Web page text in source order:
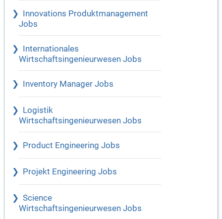
Innovations Produktmanagement
Jobs
Internationales
Wirtschaftsingenieurwesen Jobs
Inventory Manager Jobs
Logistik
Wirtschaftsingenieurwesen Jobs
Product Engineering Jobs
Projekt Engineering Jobs
Science
Wirtschaftsingenieurwesen Jobs